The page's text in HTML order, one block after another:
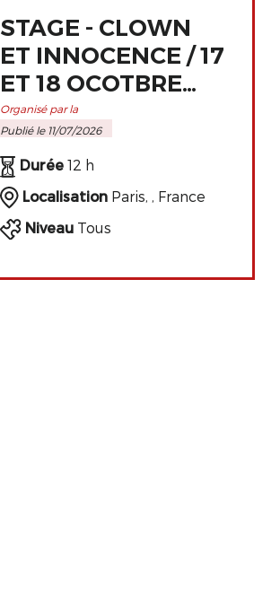
STAGE - CLOWN
ET INNOCENCE / 17
ET 18 OCOTBRE
2026 À PARIS
Organisé par la
Publié le 11/07/2026
Durée12 h
LocalisationParis, , France
NiveauTous